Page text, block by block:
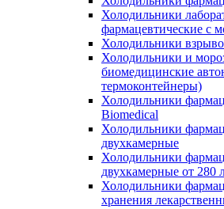
Холодильники
фармацевтические с
Холодильники
Холодильники и
биомедицинские
термоконтейнеры)
Холодильники
Biomedical
Холодильники
двухкамерные
Холодильники
двухкамерные от 280
Холодильники
хранения